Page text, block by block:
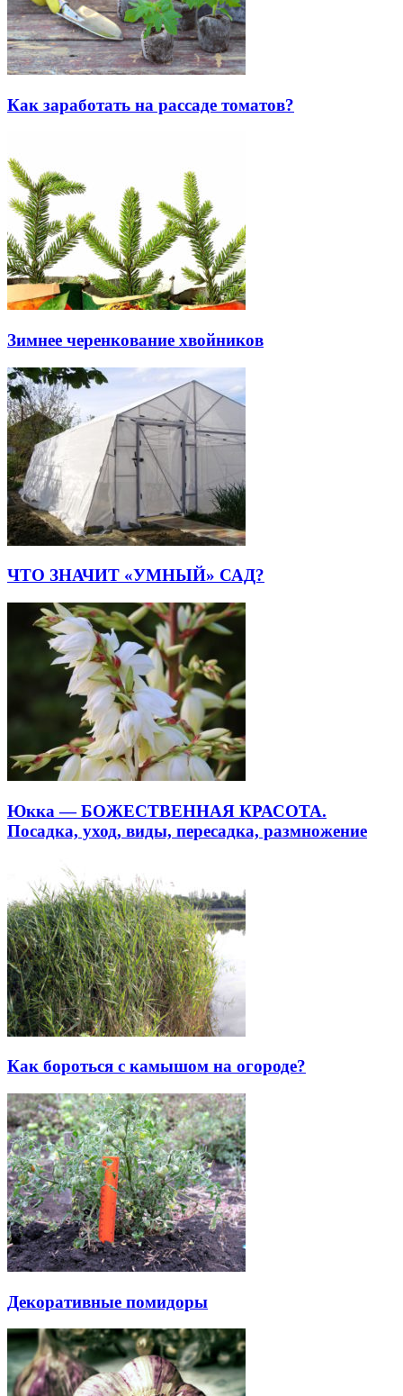
Как заработать на рассаде томатов?
Зимнее черенкование хвойников
ЧТО ЗНАЧИТ «УМНЫЙ» САД?
Юкка — БОЖЕСТВЕННАЯ КРАСОТА.
Посадка, уход, виды, пересадка, размножение
Как бороться с камышом на огороде?
Декоративные помидоры